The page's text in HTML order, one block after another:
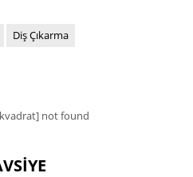
Diş Çıkarma
not found